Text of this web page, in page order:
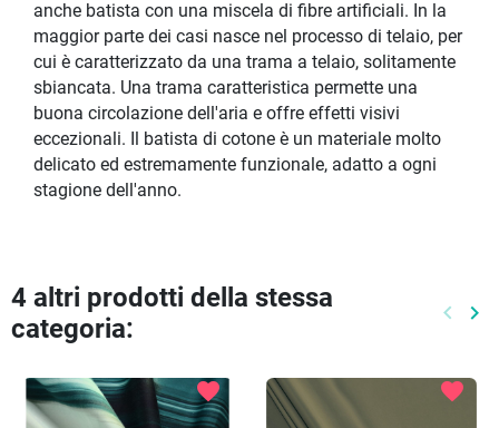
anche batista con una miscela di fibre artificiali. In la
maggior parte dei casi nasce nel processo di telaio, per
cui è caratterizzato da una trama a telaio, solitamente
sbiancata. Una trama caratteristica permette una
buona circolazione dell'aria e offre effetti visivi
eccezionali. Il batista di cotone è un materiale molto
delicato ed estremamente funzionale, adatto a ogni
stagione dell'anno.
4 altri prodotti della stessa
categoria:
keyboard_arrow_left keyboard_arrow_right
favorite favorite